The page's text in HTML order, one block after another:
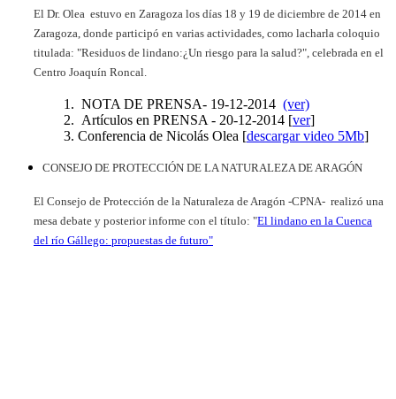
El Dr. Olea estuvo en Zaragoza los días 18 y 19 de diciembre de 2014 en
Zaragoza, donde participó en varias actividades, como lacharla coloquio
titulada: "Residuos de lindano:¿Un riesgo para la salud?", celebrada en el
Centro Joaquín Roncal.
NOTA DE PRENSA- 19-12-2014 (ver)
Artículos en PRENSA - 20-12-2014 [ver]
Conferencia de Nicolás Olea [descargar video 5Mb]
CONSEJO DE PROTECCIÓN DE LA NATURALEZA DE ARAGÓN
El Consejo de Protección de la Naturaleza de Aragón -CPNA- realizó una
mesa debate y posterior informe con el título: "El lindano en la Cuenca
del río Gállego: propuestas de futuro"